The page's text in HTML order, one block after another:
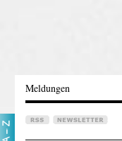
Meldungen